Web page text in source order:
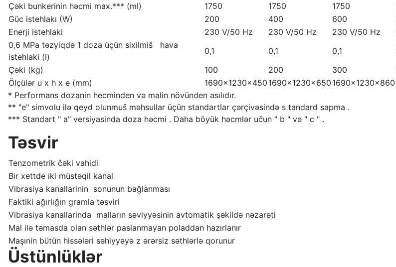
Çəki bunkerinin həcmi max.*** (ml)
1750 1750 1750
Güc istehlakı (W)
200 400 600
Enerji istehlaki
230 V/50 Hz 230 V/50 Hz 230 V/50 Hz
0,6 MPa təzyiqdə 1 doza üçün sixilmiš hava
istehlaki (l)
0,1 0,1 0,1
Çəki (kg)
100 200 300
Ölçülər u x h x e (mm)
1690x1230x450 1690x1230x650 1690x1230x860
* Performans dozanin hecminden və malin növünden asılıdır.
** "e" simvolu ilə qeyd olunmuš məhsullar üçün standartlar çərçivəsində s tandard sapma .
*** Standart " a" versiyasinda doza həcmi . Daha böyük həcmlər učun " b " və " c " .
Təsvir
Tenzometrik čəki vahidi
Bir xettde iki müstəqil kanal
Vibrasiya kanallarinin sonunun bağlanması
Faktiki ağırlığın gramla təsviri
Vibrasiya kanallarinda malların səviyyəsinin avtomatik şəkildə nəzarəti
Mal ilə təmasda olan səthlər paslanmayan poladdan hazırlanır
Maşınin bütün hissələri səhiyyəyə z ərərsiz səthlərlə qorunur
Üstünlüklər